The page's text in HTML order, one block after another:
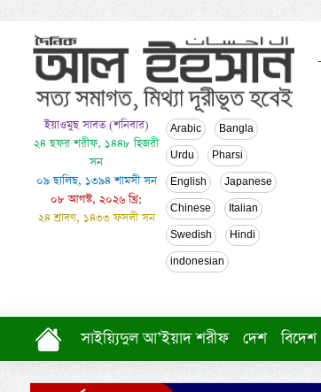
ইয়াওমুছ সাবত (শনিবার)
২৪ ছফর শরীফ, ১৪৪৮ হিজরী
সন
০৯ ছালিছ, ১৩৯৪ শামসী সন
০৮ আগস্ট, ২০২৬ খ্রি:
২৪ শ্রাবণ, ১৪৩৩ ফসলী সন
Arabic Bangla
Urdu Pharsi
English Japanese
Chinese Italian
Swedish Hindi
indonesian
সাইয়্যিদুল আ’ইয়াদ শরীফ দেশ বিদেশ